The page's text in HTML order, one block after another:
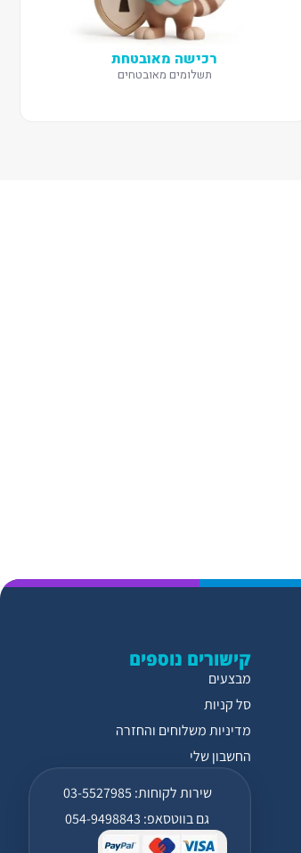
רכישה מאובטחת
תשלומים מאובטחים
קישורים נוספים
מבצעים
סל קניות
מדיניות משלוחים והחזרה
החשבון שלי
שירות לקוחות: 03-5527985
גם בווטסאפ: 054-9498843